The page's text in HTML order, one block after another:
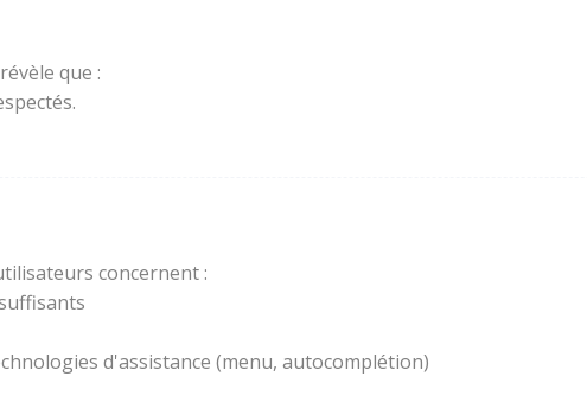
que :
concernent :
d'assistance (menu, autocomplétion)